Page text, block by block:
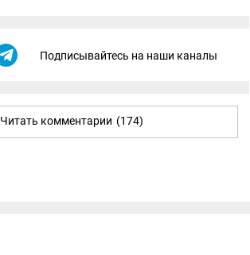
Подписывайтесь на наши каналы
Читать комментарии (174)